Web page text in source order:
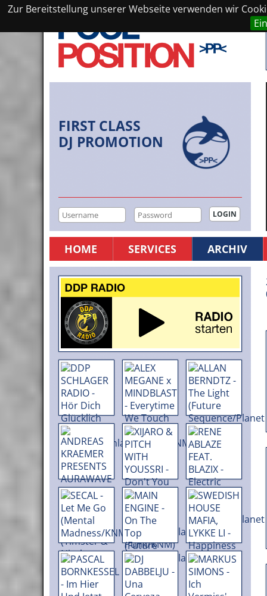
Zur Bereitstellung unserer Webseite verwenden wir
FIRST CLASS
DJ PROMOTION
HOME SERVICES ARCHIV